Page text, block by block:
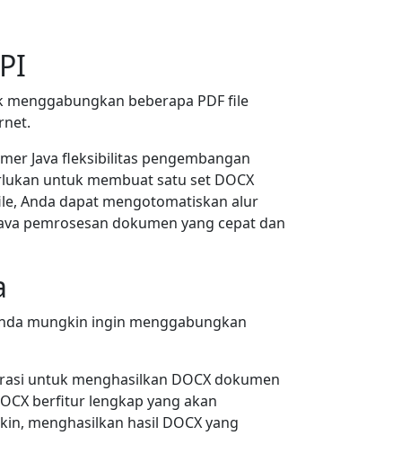
menggabungkan beberapa PDF file
Java fleksibilitas pengembangan
untuk membuat satu set DOCX
Anda dapat mengotomatiskan alur
pemrosesan dokumen yang cepat dan
mungkin ingin menggabungkan
untuk menghasilkan DOCX dokumen
berfitur lengkap yang akan
menghasilkan hasil DOCX yang